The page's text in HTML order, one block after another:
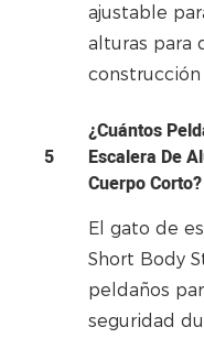
ajustable
alturas para
construcción
5
¿Cuántos
Escalera De
Cuerpo Corto?
El gato de
Short Body
peldaños
seguridad